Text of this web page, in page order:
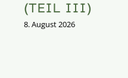
(TEIL III)
8. August 2026